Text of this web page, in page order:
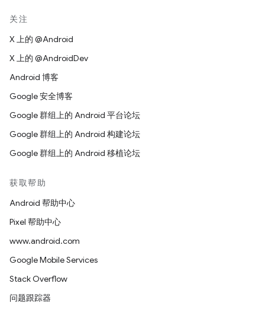
关注
X 上的 @Android
X 上的 @AndroidDev
Android 博客
Google 安全博客
Google 群组上的 Android 平台论坛
Google 群组上的 Android 构建论坛
Google 群组上的 Android 移植论坛
获取帮助
Android 帮助中心
Pixel 帮助中心
www.android.com
Google Mobile Services
Stack Overflow
问题跟踪器